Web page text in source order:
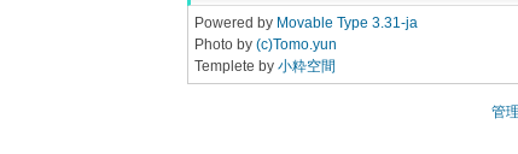
Powered by Movable Type 3.31-ja
Photo by (c)Tomo.yun
Templete by 小粋空間
管